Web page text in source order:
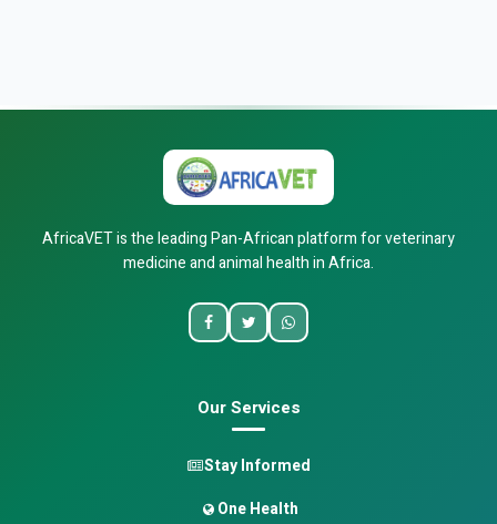
AfricaVET is the leading Pan-African platform for veterinary
medicine and animal health in Africa.
Our Services
Stay Informed
One Health